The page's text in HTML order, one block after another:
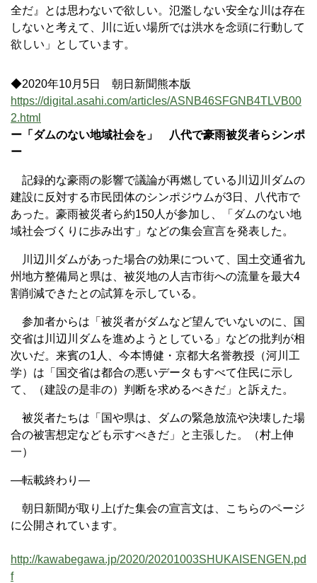
全だ』とは思わないで欲しい。氾濫しない安全な川は存在
しないと考えて、川に近い場所では洪水を念頭に行動して
欲しい」としています。
◆2020年10月5日 朝日新聞熊本版
https://digital.asahi.com/articles/ASNB46SFGNB4TLVB00
2.html
ー「ダムのない地域社会を」 八代で豪雨被災者らシンポ
ー
記録的な豪雨の影響で議論が再燃している川辺川ダムの
建設に反対する市民団体のシンポジウムが3日、八代市で
あった。豪雨被災者ら約150人が参加し、「ダムのない地
域社会づくりに歩み出す」などの集会宣言を発表した。
川辺川ダムがあった場合の効果について、国土交通省九
州地方整備局と県は、被災地の人吉市街への流量を最大4
割削減できたとの試算を示している。
参加者からは「被災者がダムなど望んでいないのに、国
交省は川辺川ダムを進めようとしている」などの批判が相
次いだ。来賓の1人、今本博健・京都大名誉教授（河川工
学）は「国交省は都合の悪いデータもすべて住民に示し
て、（建設の是非の）判断を求めるべきだ」と訴えた。
被災者たちは「国や県は、ダムの緊急放流や決壊した場
合の被害想定なども示すべきだ」と主張した。（村上伸
一）
—転載終わり—
朝日新聞が取り上げた集会の宣言文は、こちらのページ
に公開されています。
http://kawabegawa.jp/2020/20201003SHUKAISENGEN.pd
f